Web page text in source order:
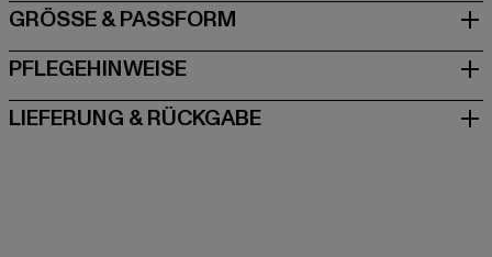
GRÖSSE & PASSFORM
PFLEGEHINWEISE
LIEFERUNG & RÜCKGABE